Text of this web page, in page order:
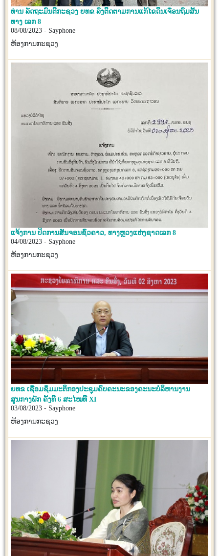
ທ່ານ ລັດຖະມົນຕີກະຊວງ ຍທຂ ລົງຕິດຕາມການແກ້ໄຂດິນເຈື່ອນຖົມສັ້ນ
ທາງ ເລກ 8
08/08/2023 - Sayphone
ຫ້ອງການກະຊວງ
ແຈ້ງການ ປິດການສັນຈອນຊົ່ວຄາວ, ທາງຫຼວງແຫ່ງຊາດເລກ 8
04/08/2023 - Sayphone
ຫ້ອງການກະຊວງ
ຍທຂ ເຊື່ອມຊຶມມະຕິກອງປະຊຸມຄົບຄະນະຂອງຄະນະບໍລິຫານງານ
ສູນກາງພັກ ຄັ້ງທີ 6 ສະໄໝທີ XI
03/08/2023 - Sayphone
ຫ້ອງການກະຊວງ